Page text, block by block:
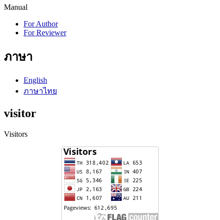
Manual
For Author
For Reviewer
ภาษา
English
ภาษาไทย
visitor
Visitors